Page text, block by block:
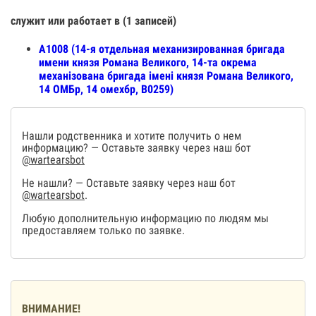
служит или работает в (1 записей)
А1008 (14-я отдельная механизированная бригада
имени князя Романа Великого, 14-та окрема
механізована бригада імені князя Романа Великого,
14 ОМБр, 14 омехбр, В0259)
Нашли родственника и хотите получить о нем
информацию? — Оставьте заявку через наш бот
@wartearsbot
Не нашли? — Оставьте заявку через наш бот
@wartearsbot.
Любую дополнительную информацию по людям мы
предоставляем только по заявке.
ВНИМАНИЕ!